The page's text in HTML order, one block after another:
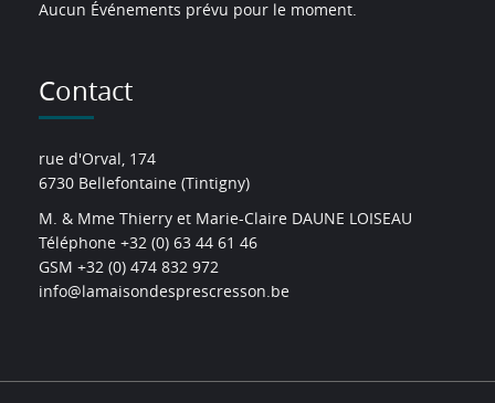
Aucun Événements prévu pour le moment.
Contact
rue d'Orval, 174
6730 Bellefontaine (Tintigny)
M. & Mme Thierry et Marie-Claire DAUNE LOISEAU
Téléphone +32 (0) 63 44 61 46
GSM +32 (0) 474 832 972
info@lamaisondesprescresson.be